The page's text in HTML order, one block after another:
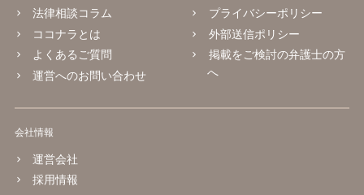
法律相談コラム
ココナラとは
よくあるご質問
運営へのお問い合わせ
プライバシーポリシー
外部送信ポリシー
掲載をご検討の弁護士の方
へ
会社情報
運営会社
採用情報